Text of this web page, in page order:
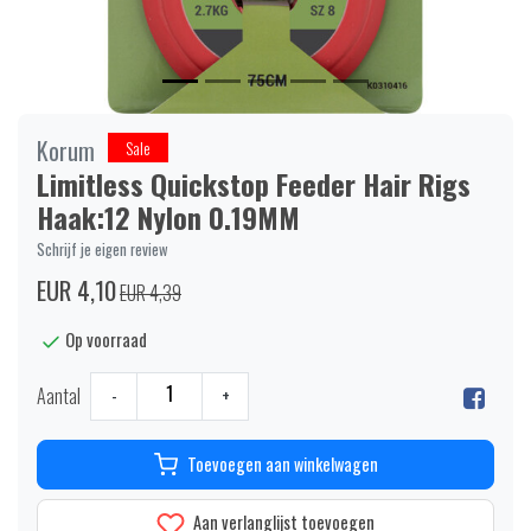
Korum Sale
Limitless Quickstop Feeder Hair Rigs
Haak:12 Nylon 0.19MM
Schrijf je eigen review
EUR 4,10EUR 4,39
Op voorraad
Aantal - +
Toevoegen aan winkelwagen
Aan verlanglijst toevoegen